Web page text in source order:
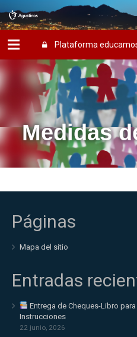
Plataforma
Medidas
Páginas
Mapa del sitio
Entradas
Entrega de Cheques-Libro
Instrucciones
22 junio, 2026